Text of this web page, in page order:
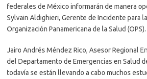
federales de México informarán de manera
Sylvain Aldighieri, Gerente de Incidente para
Organización Panamericana de la Salud (OPS).
Jairo Andrés Méndez Rico, Asesor Regional
del Departamento de Emergencias en Salud
todavía se están llevando a cabo muchos